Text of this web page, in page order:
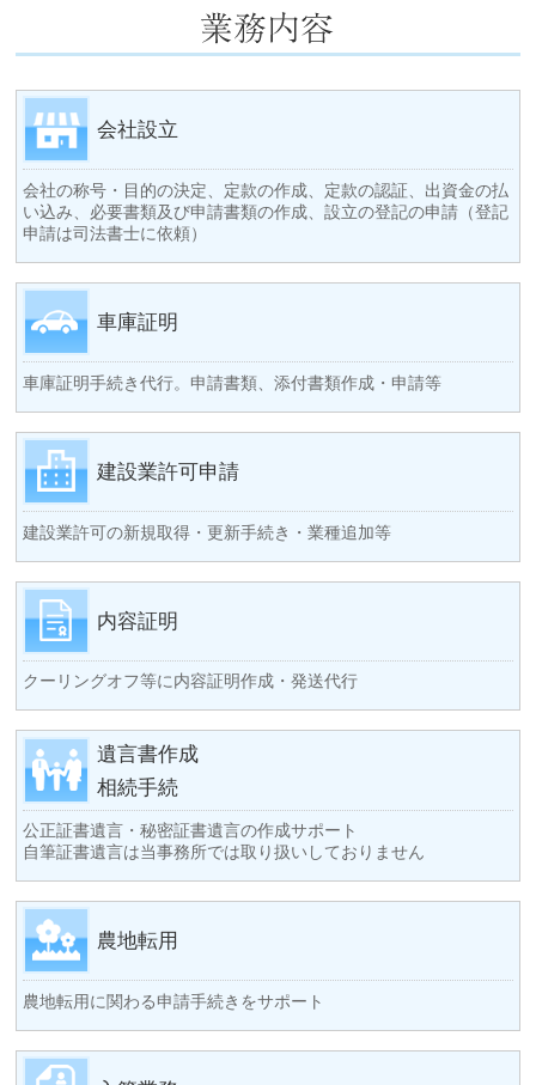
会社設立
会社の称号・目的の決定、定款の作成、定款の認証、出資金の払
い込み、必要書類及び申請書類の作成、設立の登記の申請（登記
申請は司法書士に依頼）
車庫証明
車庫証明手続き代行。申請書類、添付書類作成・申請等
建設業許可申請
建設業許可の新規取得・更新手続き・業種追加等
内容証明
クーリングオフ等に内容証明作成・発送代行
遺言書作成
相続手続
公正証書遺言・秘密証書遺言の作成サポート
自筆証書遺言は当事務所では取り扱いしておりません
農地転用
農地転用に関わる申請手続きをサポート